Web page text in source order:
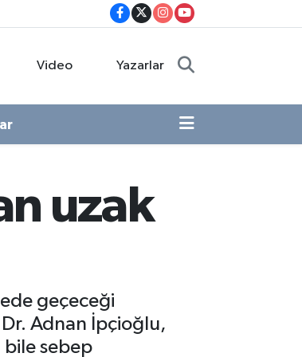
Video Yazarlar
uzak
geçeceği
Dr. Adnan İpçioğlu,
bile sebep